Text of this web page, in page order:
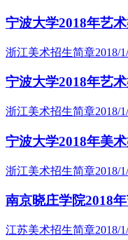
宁波大学2018年艺
浙江美术招生简章2018/
宁波大学2018年艺
浙江美术招生简章2018/
宁波大学2018年美
浙江美术招生简章2018/
南京晓庄学院2018
江苏美术招生简章2018/